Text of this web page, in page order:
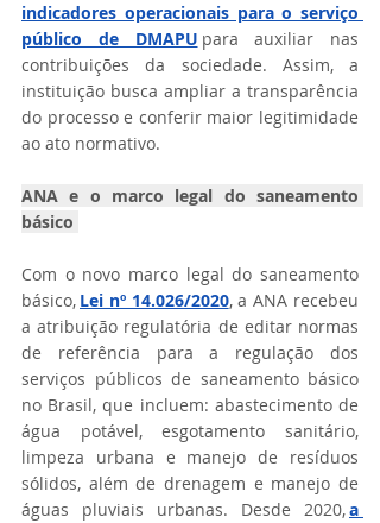
indicadores operacionais para o serviço
público de DMAPU para auxiliar nas
contribuições da sociedade. Assim, a
instituição busca ampliar a transparência
do processo e conferir maior legitimidade
ao ato normativo.
ANA e o marco legal do saneamento
básico
Com o novo marco legal do saneamento
básico, Lei nº 14.026/2020, a ANA recebeu
a atribuição regulatória de editar normas
de referência para a regulação dos
serviços públicos de saneamento básico
no Brasil, que incluem: abastecimento de
água potável, esgotamento sanitário,
limpeza urbana e manejo de resíduos
sólidos, além de drenagem e manejo de
águas pluviais urbanas. Desde 2020, a